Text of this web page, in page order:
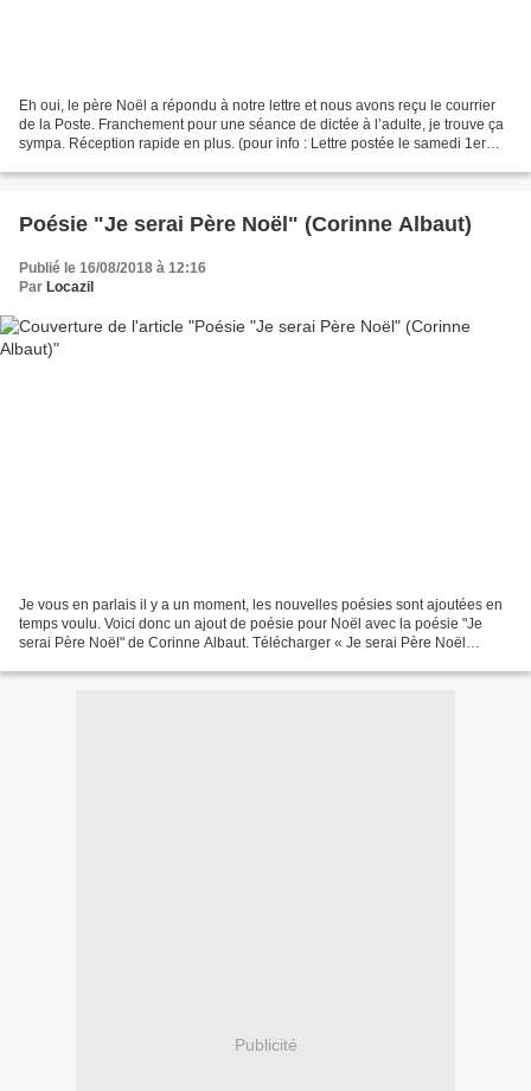
Eh oui, le père Noël a répondu à notre lettre et nous avons reçu le courrier
de la Poste. Franchement pour une séance de dictée à l’adulte, je trouve ça
sympa. Réception rapide en plus. (pour info : Lettre postée le samedi 1er
Poésie "Je serai Père Noël" (Corinne Albaut)
Publié le 16/08/2018 à 12:16
Par Locazil
Je vous en parlais il y a un moment, les nouvelles poésies sont ajoutées en
temps voulu. Voici donc un ajout de poésie pour Noël avec la poésie "Je
serai Père Noël" de Corinne Albaut. Télécharger « Je serai Père Noël
Publicité